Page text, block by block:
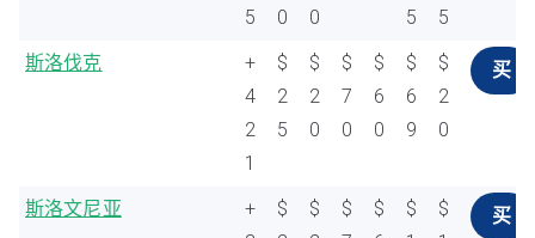
5
0
0
5
5
斯洛伐克
+
4
2
1
$
2
5
$
2
0
$
7
0
$
6
0
$
6
9
$
2
0
买
斯洛文尼亚
+
$
$
$
$
$
$
买